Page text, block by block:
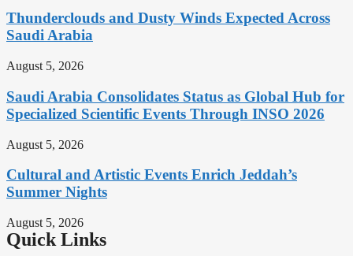
Thunderclouds and Dusty Winds Expected Across
Saudi Arabia
August 5, 2026
Saudi Arabia Consolidates Status as Global Hub for
Specialized Scientific Events Through INSO 2026
August 5, 2026
Cultural and Artistic Events Enrich Jeddah’s
Summer Nights
August 5, 2026
Quick Links